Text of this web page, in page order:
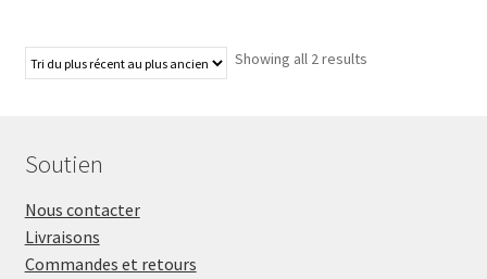
Showing all 2 results
Soutien
Nous contacter
Livraisons
Commandes et retours